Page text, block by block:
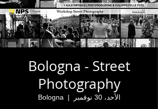
Bologna - Street
Photography
الأحد، 30 نوفمبر
  |
Bologna